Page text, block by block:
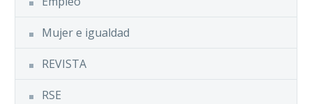
Mujer e igualdad
REVISTA
RSE